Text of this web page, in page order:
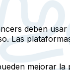
deben
Las
mejorar